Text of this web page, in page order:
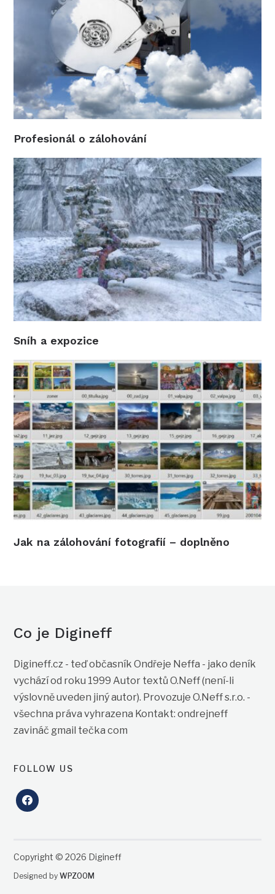
Profesionál o zálohování
Sníh a expozice
Jak na zálohování fotografií – doplněno
Co je Digineff
Digineff.cz - teď občasník Ondřeje Neffa - jako deník
vychází od roku 1999 Autor textů O.Neff (není-li
výslovně uveden jiný autor). Provozuje O.Neff s.r.o. -
všechna práva vyhrazena Kontakt: ondrejneff
zavináč gmail tečka com
FOLLOW US
facebook
Copyright © 2026 Digineff
Designed byWPZOOM